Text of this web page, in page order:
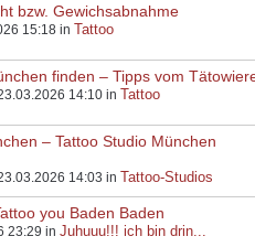
bzw. Gewichsabnahme
15:18 in Tattoo
finden – Tipps vom
14:10 in Tattoo
– Tattoo Studio München
14:03 in Tattoo-Studios
you Baden Baden
23:29 in Juhuuu!!! ich bin drin...